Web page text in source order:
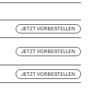
JETZT VORBESTELLEN
JETZT VORBESTELLEN
JETZT VORBESTELLEN